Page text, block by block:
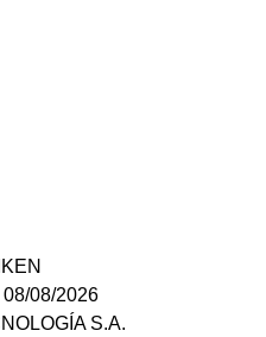
08/08/2026
S.A.